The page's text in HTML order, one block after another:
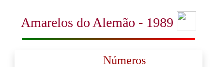
Amarelos do Alemão - 1989
Números